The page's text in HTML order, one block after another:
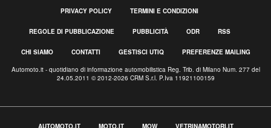
PRIVACY POLICY TERMINI E CONDIZIONI
REGOLE DI PUBBLICAZIONE PUBBLICITÀ ODR RSS
CHI SIAMO CONTATTI GESTISCI UTIQ PREFERENZE MAILING
Automoto.it - quotidiano di informazione automobilistica Reg. Trib. di Milano Num. 277 del
24.05.2011 © 2012-2026 CRM S.r.l. P.Iva 11921100159